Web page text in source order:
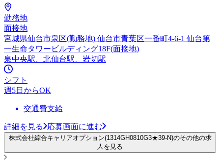
勤務地
面接地
宮城県仙台市泉区(勤務地) 仙台市青葉区一番町4-6-1 仙台第
一生命タワービルディング18F(面接地)
泉中央駅、北仙台駅、岩切駅
シフト
週5日からOK
交通費支給
詳細を見る 応募画面に進む
株式会社綜合キャリアオプション(1314GH0810G3★39-N)のその他の求
人を見る